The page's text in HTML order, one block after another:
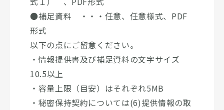
●補足資料 ・・・任意、任意様式、PDF
形式
以下の点にご留意ください。
・情報提供書及び補足資料の文字サイズ
10.5以上
・容量上限（目安）はそれぞれ5MB
・秘密保持契約については(6)提供情報の取